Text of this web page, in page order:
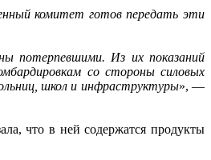
комитет готов передать эти
потерпевшими. Из их показаний
со стороны силовых
школ и инфраструктуры», —
что в ней содержатся продукты